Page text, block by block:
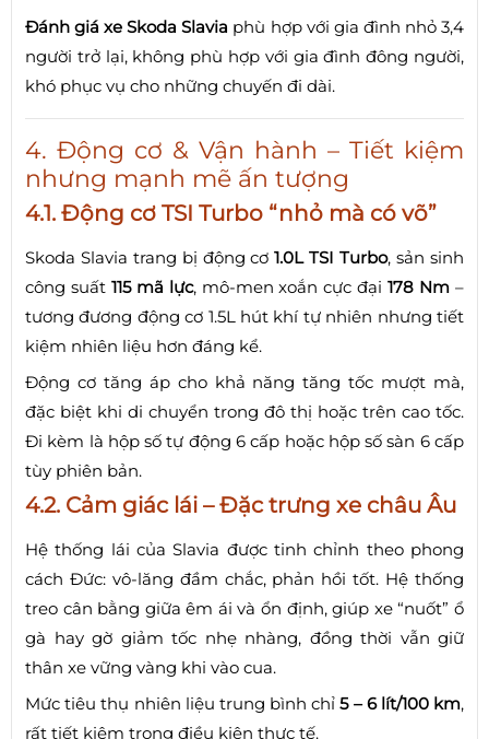
Đánh giá xe Skoda Slavia phù hợp với gia đình nhỏ 3,4
người trở lại, không phù hợp với gia đình đông người,
khó phục vụ cho những chuyến đi dài.
4. Động cơ & Vận hành – Tiết kiệm
nhưng mạnh mẽ ấn tượng
4.1. Động cơ TSI Turbo “nhỏ mà có võ”
Skoda Slavia trang bị động cơ1.0L TSI Turbo, sản sinh
công suất 115 mã lực, mô-men xoắn cực đại178 Nm –
tương đương động cơ 1.5L hút khí tự nhiên nhưng tiết
kiệm nhiên liệu hơn đáng kể.
Động cơ tăng áp cho khả năng tăng tốc mượt mà,
đặc biệt khi di chuyển trong đô thị hoặc trên cao tốc.
Đi kèm là hộp số tự động 6 cấp hoặc hộp số sàn 6 cấp
tùy phiên bản.
4.2. Cảm giác lái – Đặc trưng xe châu Âu
Hệ thống lái của Slavia được tinh chỉnh theo phong
cách Đức: vô-lăng đầm chắc, phản hồi tốt. Hệ thống
treo cân bằng giữa êm ái và ổn định, giúp xe “nuốt” ổ
gà hay gờ giảm tốc nhẹ nhàng, đồng thời vẫn giữ
thân xe vững vàng khi vào cua.
Mức tiêu thụ nhiên liệu trung bình chỉ5 – 6 lít/100 km,
rất tiết kiệm trong điều kiện thực tế.